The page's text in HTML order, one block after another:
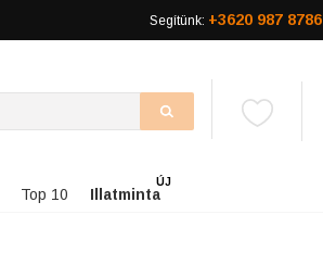
Segítünk: +3620 987 8786
Top 10 Illatminta
ÚJ